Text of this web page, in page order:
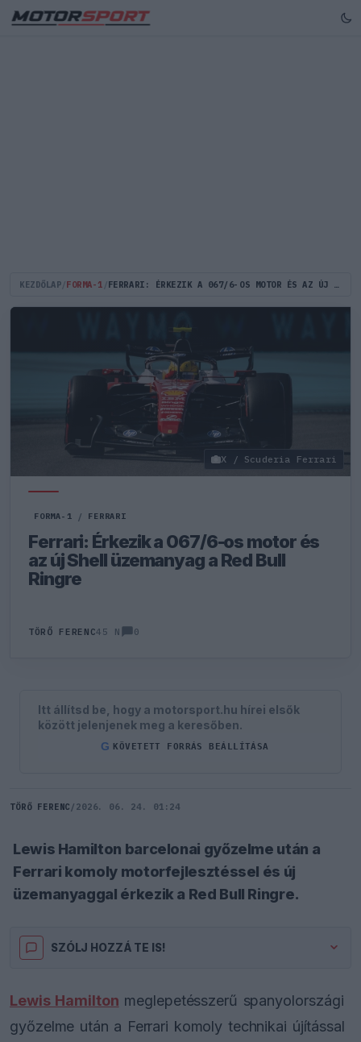
KEZDŐLAP FORMA-1 FERRARI: ÉRKEZIK A 067/6-OS MOTOR ÉS AZ ÚJ SHELL ÜZEMANYAG A RED BULL RINGRE
X / Scuderia Ferrari
FORMA-1 / FERRARI
Ferrari: Érkezik a 067/6-os motor és
az új Shell üzemanyag a Red Bull
Ringre
TÖRŐ FERENC45 N 0
Itt állítsd be, hogy a motorsport.hu hírei elsők
között jelenjenek meg a keresőben.
G KÖVETETT FORRÁS BEÁLLÍTÁSA
TÖRŐ FERENC / 2026. 06. 24. 01:24
Lewis Hamilton barcelonai győzelme után a
Ferrari komoly motorfejlesztéssel és új
üzemanyaggal érkezik a Red Bull Ringre.
SZÓLJ HOZZÁ TE IS!
Lewis Hamilton meglepetésszerű spanyolországi
győzelme után a Ferrari komoly technikai újítással